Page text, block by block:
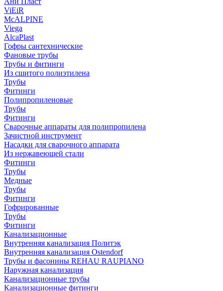
ViEiR
McALPINE
Viega
AlcaPlast
Гофры сантехнические
Фановые трубы
Трубы и фитинги
Из сшитого полиэтилена
Трубы
Фитинги
Полипропиленовые
Трубы
Фитинги
Сварочные аппараты для полипропилена
Зачистной инструмент
Насадки для сварочного аппарата
Из нержавеющей стали
Фитинги
Трубы
Медные
Трубы
Фитинги
Гофрированные
Трубы
Фитинги
Канализационные
Внутренняя канализация Политэк
Внутренняя канализация Ostendorf
Трубы и фасонины REHAU RAUPIANO
Наружная канализация
Канализационные трубы
Канализационные фитинги